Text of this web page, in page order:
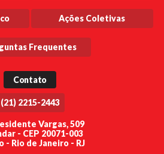
Ações Coletivas
Frequentes
Contato
(21) 2215-2443
Vargas, 509
- CEP 20071-003
- Rio de Janeiro - RJ